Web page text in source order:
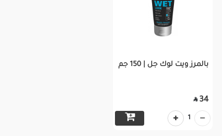
بالمرز ويت لوك جل | 150 جم
34

1